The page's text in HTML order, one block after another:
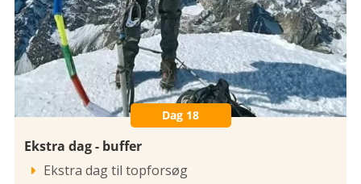
Dag 18
Ekstra dag - buffer
 Ekstra dag til topforsøg